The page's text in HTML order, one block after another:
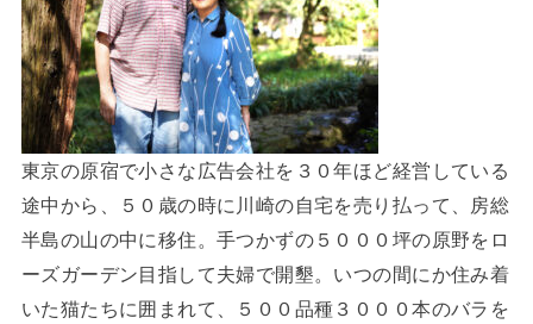
東京の原宿で小さな広告会社を３０年ほど経営している
途中から、５０歳の時に川崎の自宅を売り払って、房総
半島の山の中に移住。手つかずの５０００坪の原野をロ
ーズガーデン目指して夫婦で開墾。いつの間にか住み着
いた猫たちに囲まれて、５００品種３０００本のバラを